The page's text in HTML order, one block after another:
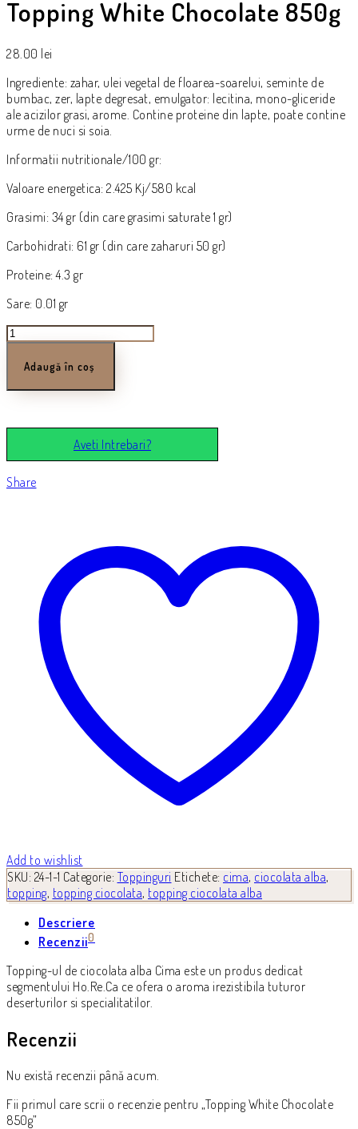
Topping White Chocolate 850g
28.00 lei
Ingrediente: zahar, ulei vegetal de floarea-soarelui, seminte de
bumbac, zer, lapte degresat, emulgator: lecitina, mono-gliceride
ale acizilor grasi, arome. Contine proteine din lapte, poate contine
urme de nuci si soia.
Informatii nutritionale/100 gr:
Valoare energetica: 2.425 Kj/580 kcal
Grasimi: 34 gr (din care grasimi saturate 1 gr)
Carbohidrati: 61 gr (din care zaharuri 50 gr)
Proteine: 4.3 gr
Sare: 0.01 gr
Cantitate
Topping
White
850g
Adaugă în coș
Aveti Intrebari?
Share
Add to wishlist
SKU: 24-1-1 Categorie: Toppinguri Etichete: cima, ciocolata alba,
topping, topping ciocolata, topping ciocolata alba
Descriere
Recenzii0
Topping-ul de ciocolata alba Cima este un produs dedicat
segmentului Ho.Re.Ca ce ofera o aroma irezistibila tuturor
deserturilor si specialitatilor.
Recenzii
Nu există recenzii până acum.
Fii primul care scrii o recenzie pentru „Topping White Chocolate
850g”